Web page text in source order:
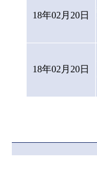
18年02月20日
18年02月20日